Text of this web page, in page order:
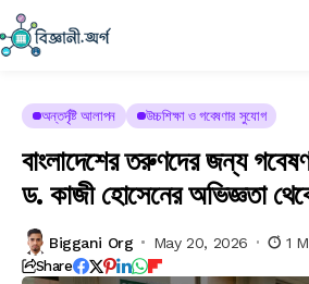
অন্তর্দৃষ্টি আলাপন উচ্চশিক্ষা ও গবেষণার সুযোগ
বাংলাদেশের তরুণদের জন্য
ড. কাজী হোসেনের অভিজ্ঞতা
Biggani Org May 20, 2026 1
Share